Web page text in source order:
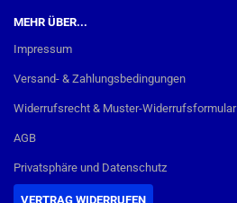
MEHR ÜBER...
Impressum
Versand- & Zahlungsbedingungen
Widerrufsrecht & Muster-Widerrufsformular
AGB
Privatsphäre und Datenschutz
VERTRAG WIDERRUFEN